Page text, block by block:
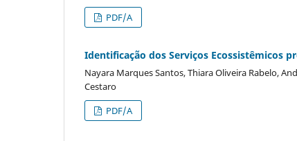
PDF/A
Identificação dos Serviços Ecossistêmicos
Nayara Marques Santos, Thiara Oliveira Rabelo,
Cestaro
PDF/A